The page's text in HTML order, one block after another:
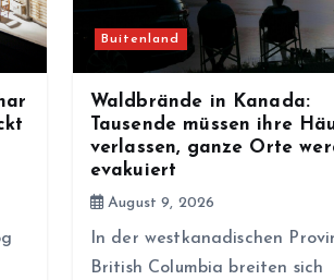
Buitenland
Waldbrände in Kanada:
Tausende müssen ihre
verlassen, ganze Orte
evakuiert
August 9, 2026
In der westkanadischen
British Columbia breiten sich